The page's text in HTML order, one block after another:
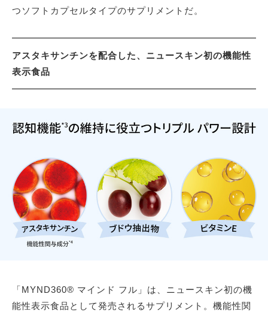
つソフトカプセルタイプのサプリメントだ。
アスタキサンチンを配合した、ニュースキン初の機能性
表示食品
「MYND360® マインド フル」は、ニュースキン初の機
能性表示食品として発売されるサプリメント。機能性関